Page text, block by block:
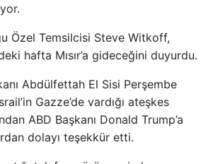
Özel Temsilcisi Steve Witkoff,
hafta Mısır’a gideceğini duyurdu.
Abdülfettah El Sisi Perşembe
Gazze’de vardığı ateşkes
ABD Başkanı Donald Trump’a
dolayı teşekkür etti.